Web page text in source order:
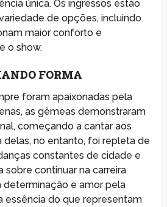
única. Os ingressos estão
de opções, incluindo
maior conforto e
o show.
FORMA
foram apaixonadas pela
as gêmeas demonstraram
começando a cantar aos
delas, no entanto, foi repleta de
constantes de cidade e
continuar na carreira
determinação e amor pela
essência do que representam